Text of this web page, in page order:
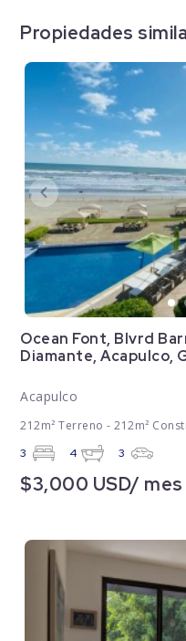
Propiedades
Ocean Font, Blvrd
Diamante, Acapulco,
Acapulco
212m² Terreno - 212m²
3 4 3
$3,000 USD/ mes